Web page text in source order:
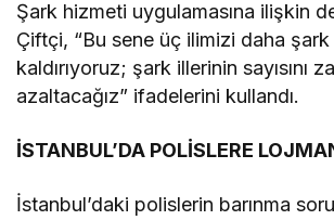
Şark hizmeti uygulamasına ilişkin
Çiftçi, “Bu sene üç ilimizi daha
kaldırıyoruz; şark illerinin sayısını
azaltacağız” ifadelerini kullandı.
İSTANBUL’DA POLİSLERE
İstanbul’daki polislerin barınma